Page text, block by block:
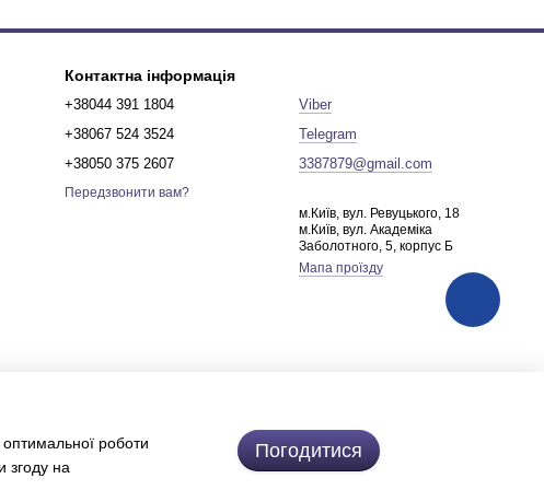
Контактна інформація
+38044 391 1804
+38067 524 3524
+38050 375 2607
Передзвонити вам?
Viber
Telegram
3387879@gmail.com
м.Київ, вул. Ревуцького, 18
м.Київ, вул. Академіка
Заболотного, 5, корпус Б
Мапа проїзду
роботи
згоду на
Погодитися